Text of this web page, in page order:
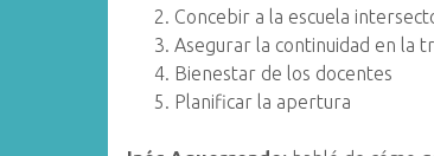
Concebir a la escuela
Asegurar la continuidad en la
Bienestar de los docentes
Planificar la apertura